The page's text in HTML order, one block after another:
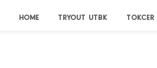
HOME TRYOUT UTBK TOKCER